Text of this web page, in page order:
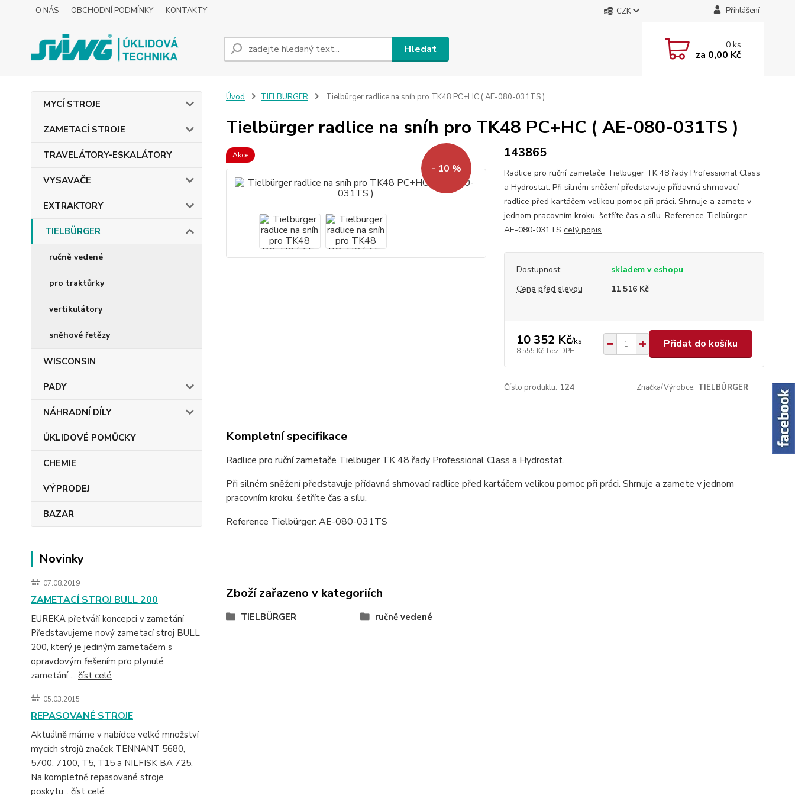
O NÁS OBCHODNÍ PODMÍNKY KONTAKTY CZK Přihlášení
Hledat 0ks
za 0,00 Kč
MYCÍ STROJE
ZAMETACÍ STROJE
TRAVELÁTORY-ESKALÁTORY
VYSAVAČE
EXTRAKTORY
TIELBÜRGER
ručně vedené
pro traktůrky
vertikulátory
sněhové řetězy
WISCONSIN
PADY
NÁHRADNÍ DÍLY
ÚKLIDOVÉ POMŮCKY
CHEMIE
VÝPRODEJ
BAZAR
Novinky
07.08.2019
ZAMETACÍ STROJ BULL 200
EUREKA přetváří koncepci v zametání
Představujeme nový zametací stroj BULL
200, který je jediným zametačem s
opravdovým řešením pro plynulé
zametání ... číst celé
05.03.2015
REPASOVANÉ STROJE
Aktuálně máme v nabídce velké množství
mycích strojů značek TENNANT 5680,
5700, 7100, T5, T15 a NILFISK BA 725.
Na kompletně repasované stroje
poskytu... číst celé
Úvod TIELBÜRGER Tielbürger radlice na sníh pro TK48 PC+HC ( AE-080-031TS )
Tielbürger radlice na sníh pro TK48 PC+HC ( AE-080-031TS )
Akce
- 10 %
143865
Radlice pro ruční zametače Tielbüger TK 48 řady Professional Class
a Hydrostat. Při silném sněžení představuje přídavná shrnovací
radlice před kartáčem velikou pomoc při práci. Shrnuje a zamete v
jednom pracovním kroku, šetříte čas a sílu. Reference Tielbürger:
AE-080-031TS celý popis
Dostupnost
skladem v eshopu
Cena před slevou
11 516 Kč
10 352 Kč/ks
8 555 Kč bez DPH
Přidat do košíku
Číslo produktu: 124 Značka/Výrobce: TIELBÜRGER
Kompletní specifikace
Radlice pro ruční zametače Tielbüger TK 48 řady Professional Class a Hydrostat.
Při silném sněžení představuje přídavná shrnovací radlice před kartáčem velikou pomoc při práci. Shrnuje a zamete v jednom
pracovním kroku, šetříte čas a sílu.
Reference Tielbürger: AE-080-031TS
Zboží zařazeno v kategoriích
TIELBÜRGER ručně vedené